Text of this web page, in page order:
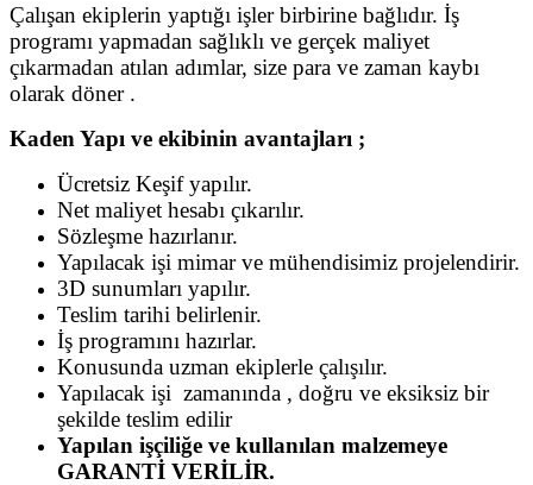
Çalışan ekiplerin yaptığı işler birbirine bağlıdır. İş
programı yapmadan sağlıklı ve gerçek maliyet
çıkarmadan atılan adımlar, size para ve zaman kaybı
olarak döner .
Kaden Yapı ve ekibinin avantajları ;
Ücretsiz Keşif yapılır.
Net maliyet hesabı çıkarılır.
Sözleşme hazırlanır.
Yapılacak işi mimar ve mühendisimiz projelendirir.
3D sunumları yapılır.
Teslim tarihi belirlenir.
İş programını hazırlar.
Konusunda uzman ekiplerle çalışılır.
Yapılacak işi zamanında , doğru ve eksiksiz bir
şekilde teslim edilir
Yapılan işçiliğe ve kullanılan malzemeye
GARANTİ VERİLİR.